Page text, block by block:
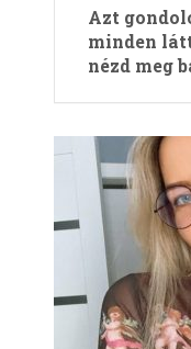
Azt
minden
nézd meg